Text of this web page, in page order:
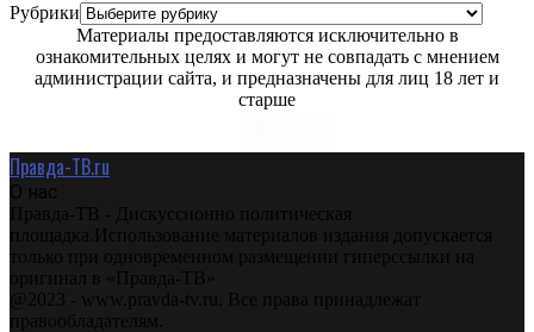
Рубрики
Материалы предоставляются исключительно в
ознакомительных целях и могут не совпадать с мнением
администрации сайта, и предназначены для лиц 18 лет и
старше
Правда-ТВ.ru
О нас
Правда-ТВ - Дискуссионно политическая
площадка.Использование материалов издания допускается
только при одновременном размещении гиперссылки на
оригинал в «Правда-ТВ»
@2023 - www.pravda-tv.ru. Все права принадлежат
правообладателям.